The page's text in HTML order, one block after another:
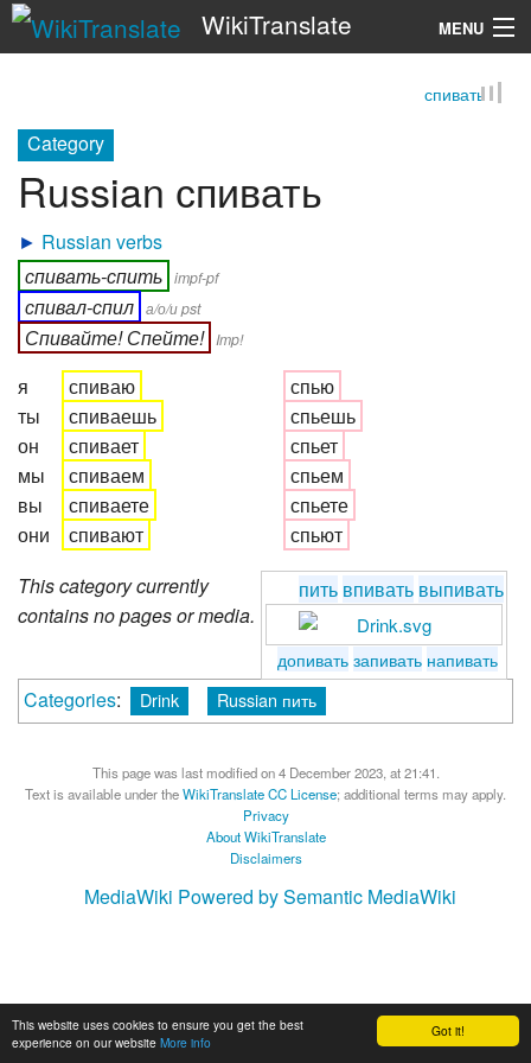
Got it!
This website uses cookies to ensure you get the best
experience on our website More info
WikiTranslate MENU
спивать
Category
Russian спивать
► Russian verbs
спивать-спить impf-pf
спивал-спил а/о/и pst
Спивайте! Спейте! Imp!
я
ты
он
мы
вы
они
спиваю
спиваешь
спивает
спиваем
спиваете
спивают
спью
спьешь
спьет
спьем
спьете
спьют
пить впивать выпивать
допиватьзапивать напивать
This category currently
contains no pages or media.
Categories: Drink Russian пить
This page was last modified on 4 December 2023, at 21:41.
Text is available under theWikiTranslate CC License; additional terms may apply.
Privacy
About WikiTranslate
Disclaimers
MediaWiki Powered by Semantic MediaWiki